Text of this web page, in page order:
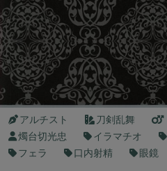
アルチスト 刀剣乱舞
燭台切光忠
イラマチオ
フェラ
口内射精 眼鏡